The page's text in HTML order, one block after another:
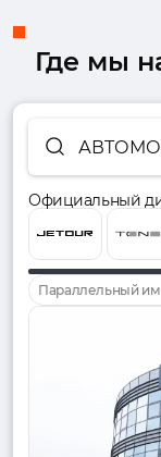
Где мы
Официальный
Параллельный